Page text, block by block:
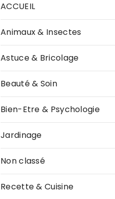
ACCUEIL
Animaux & Insectes
Astuce & Bricolage
Beauté & Soin
Bien-Etre & Psychologie
Jardinage
Non classé
Recette & Cuisine